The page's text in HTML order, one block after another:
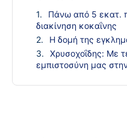
Πάνω από 5 εκατ.
διακίνηση κοκαΐνης
Η δομή της
Χρυσοχοΐδης: Με
εμπιστοσύνη μας